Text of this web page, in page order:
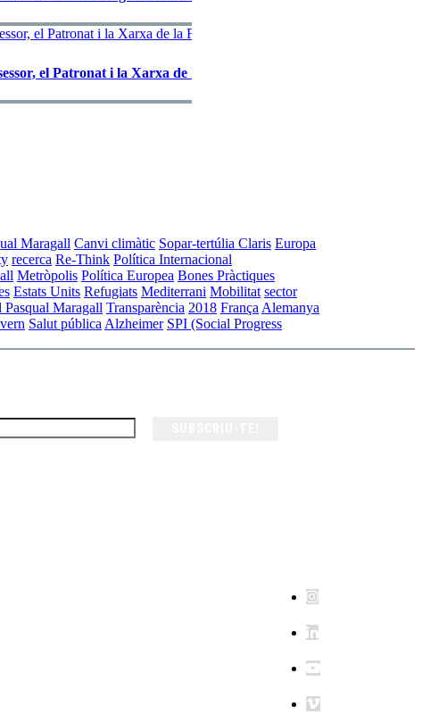
el Patronat i la Xarxa de la Fundació Catalunya Europa
Maragall Canvi climàtic Sopar-tertúlia Claris Europa
recerca Re-Think Política Internacional
Metròpolis Política Europea Bones Pràctiques
Estats Units Refugiats Mediterrani Mobilitat sector
Maragall Transparència 2018 França Alemanya
Salut pública Alzheimer SPI (Social Progress